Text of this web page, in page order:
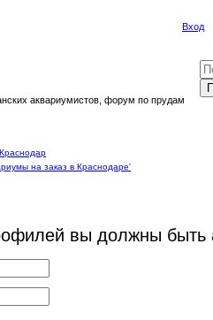
Вход
аквариумистов, форум по прудам
вы должны быть